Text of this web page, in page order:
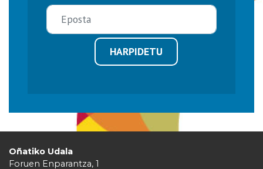
HARPIDETU
Oñatiko Udala
Foruen Enparantza, 1